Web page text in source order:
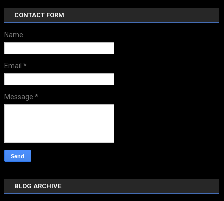
CONTACT FORM
Name
Email *
Message *
BLOG ARCHIVE